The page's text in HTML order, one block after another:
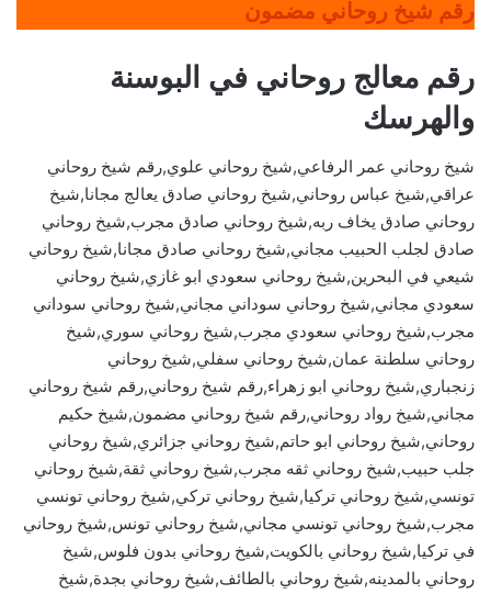
رقم شيخ روحاني مضمون
رقم معالج روحاني في البوسنة
والهرسك
شيخ روحاني عمر الرفاعي,شيخ روحاني علوي,رقم شيخ روحاني
عراقي,شيخ عباس روحاني,شيخ روحاني صادق يعالج مجانا,شيخ
روحاني صادق يخاف ربه,شيخ روحاني صادق مجرب,شيخ روحاني
صادق لجلب الحبيب مجاني,شيخ روحاني صادق مجانا,شيخ روحاني
شيعي في البحرين,شيخ روحاني سعودي ابو غازي,شيخ روحاني
سعودي مجاني,شيخ روحاني سوداني مجاني,شيخ روحاني سوداني
مجرب,شيخ روحاني سعودي مجرب,شيخ روحاني سوري,شيخ
روحاني سلطنة عمان,شيخ روحاني سفلي,شيخ روحاني
زنجباري,شيخ روحاني ابو زهراء,رقم شيخ روحاني,رقم شيخ روحاني
مجاني,شيخ رواد روحاني,رقم شيخ روحاني مضمون,شيخ حكيم
روحاني,شيخ روحاني ابو حاتم,شيخ روحاني جزائري,شيخ روحاني
جلب حبيب,شيخ روحاني ثقه مجرب,شيخ روحاني ثقة,شيخ روحاني
تونسي,شيخ روحاني تركيا,شيخ روحاني تركي,شيخ روحاني تونسي
مجرب,شيخ روحاني تونسي مجاني,شيخ روحاني تونس,شيخ روحاني
في تركيا,شيخ روحاني بالكويت,شيخ روحاني بدون فلوس,شيخ
روحاني بالمدينه,شيخ روحاني بالطائف,شيخ روحاني بجدة,شيخ